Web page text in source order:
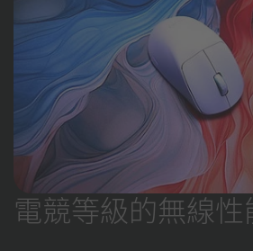
電競等級的無線性